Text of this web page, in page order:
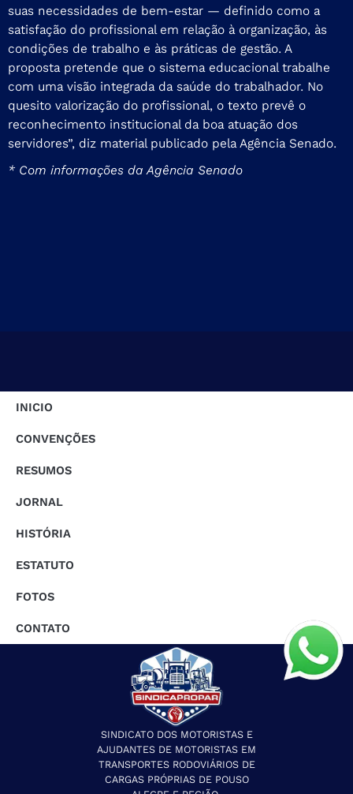
suas necessidades de bem-estar — definido como a
satisfação do profissional em relação à organização, às
condições de trabalho e às práticas de gestão. A
proposta pretende que o sistema educacional trabalhe
com uma visão integrada da saúde do trabalhador. No
quesito valorização do profissional, o texto prevê o
reconhecimento institucional da boa atuação dos
servidores”, diz material publicado pela Agência Senado.
* Com informações da Agência Senado
INICIO
CONVENÇÕES
RESUMOS
JORNAL
HISTÓRIA
ESTATUTO
FOTOS
CONTATO
SINDICATO DOS MOTORISTAS E
AJUDANTES DE MOTORISTAS EM
TRANSPORTES RODOVIÁRIOS DE
CARGAS PRÓPRIAS DE POUSO